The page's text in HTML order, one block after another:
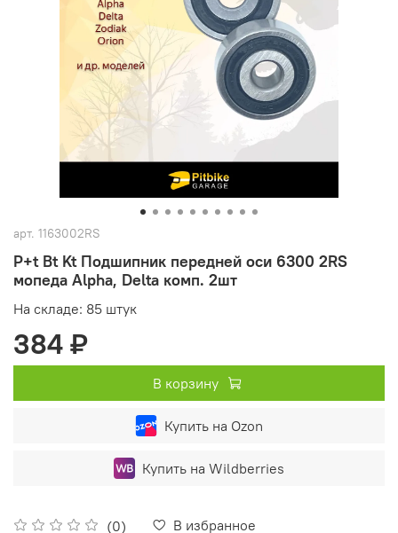
арт. 1163002RS
P+t Bt Kt Подшипник передней оси 6300 2RS
мопеда Alpha, Delta комп. 2шт
(0) В избранное
На складе: 85 штук
384 ₽
В корзину
Купить на Ozon
Купить на Wildberries